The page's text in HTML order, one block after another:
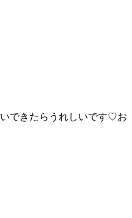
できたらうれしいです♡お